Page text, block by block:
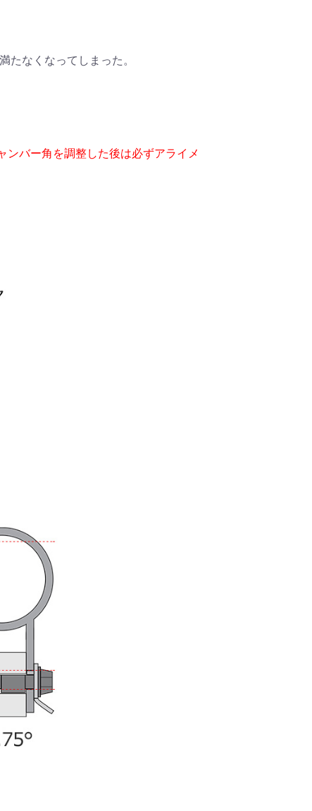
たなくなってしまった。
バー角を調整した後は必ずアライメ